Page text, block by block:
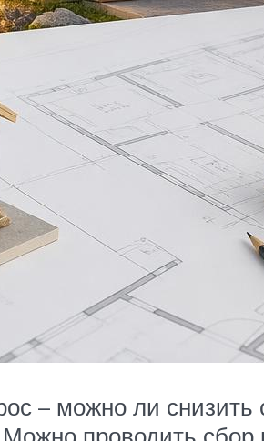
– можно ли
проводить сбор